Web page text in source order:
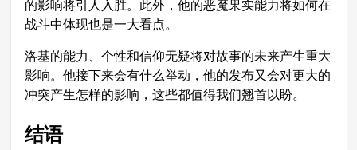
的影响将引人入胜。此外，他的恶魔果实能力将如何在
战斗中体现也是一大看点。
洛基的能力、个性和信仰无疑将对故事的未来产生重大
影响。他接下来会有什么举动，他的发布又会对更大的
冲突产生怎样的影响，这些都值得我们翘首以盼。
结语